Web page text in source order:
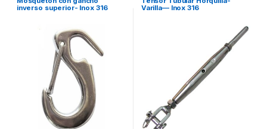
inverso superior- Inox 316
Varilla— Inox 316